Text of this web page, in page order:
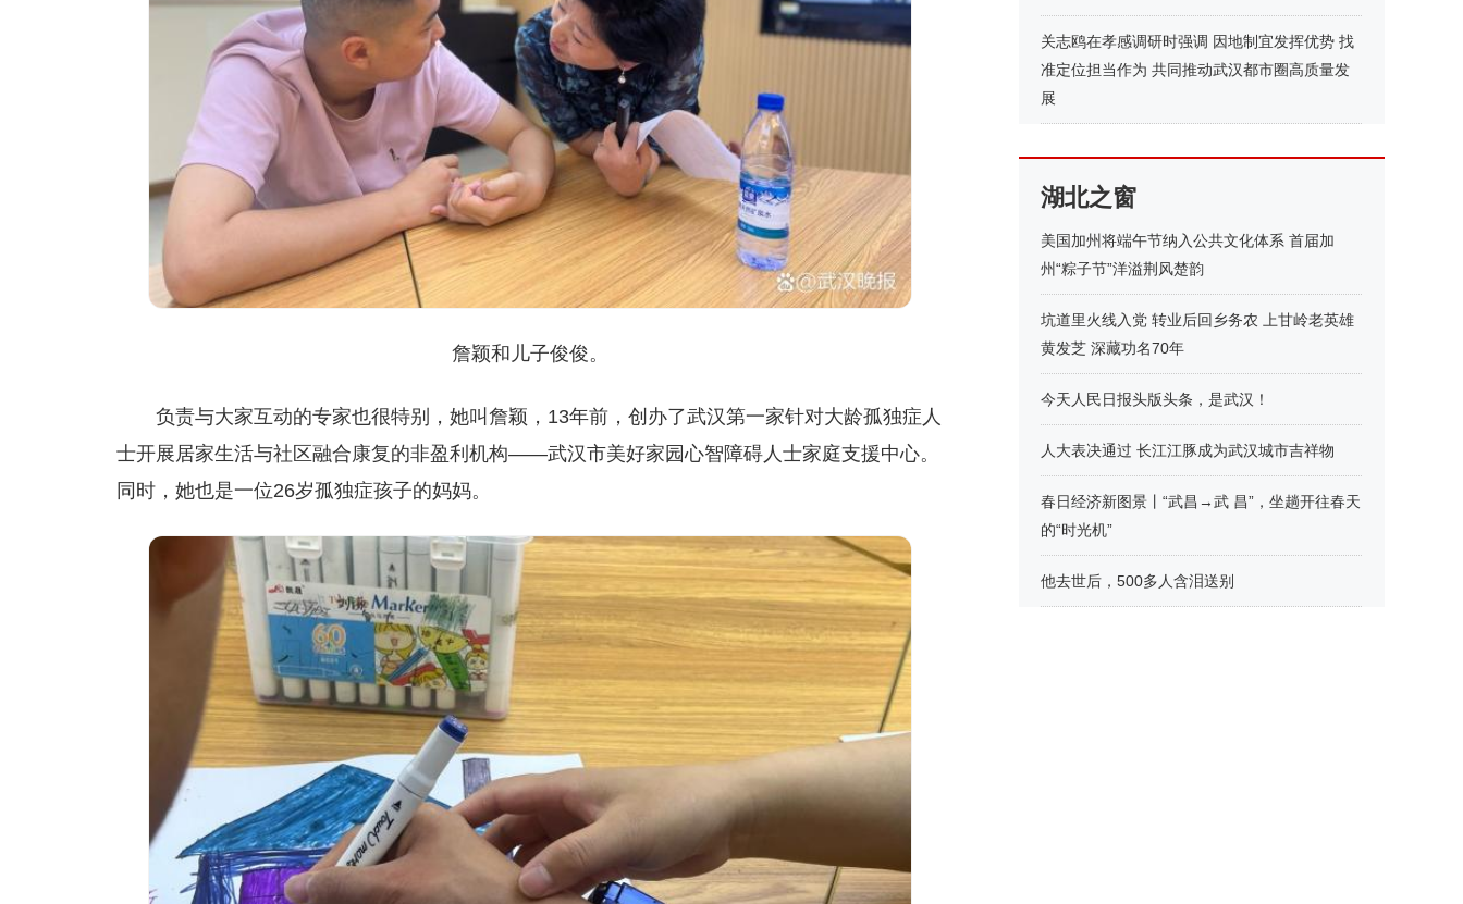
詹颖和儿子俊俊。
负责与大家互动的专家也很特别，她叫詹颖，13年前，创办了武汉第一家针对大龄孤独症人
士开展居家生活与社区融合康复的非盈利机构——武汉市美好家园心智障碍人士家庭支援中心。
同时，她也是一位26岁孤独症孩子的妈妈。
关志鸥在孝感调研时强调 因地制宜发挥优势 找
准定位担当作为 共同推动武汉都市圈高质量发
展
湖北之窗
美国加州将端午节纳入公共文化体系 首届加
州“粽子节”洋溢荆风楚韵
坑道里火线入党 转业后回乡务农 上甘岭老英雄
黄发芝 深藏功名70年
今天人民日报头版头条，是武汉！
人大表决通过 长江江豚成为武汉城市吉祥物
春日经济新图景丨“武昌→武 昌”，坐趟开往春天
的“时光机”
他去世后，500多人含泪送别